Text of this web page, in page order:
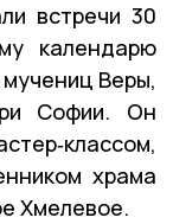
встречи 30
календарю
Веры,
Софии. Он
храма
Хмелевое.